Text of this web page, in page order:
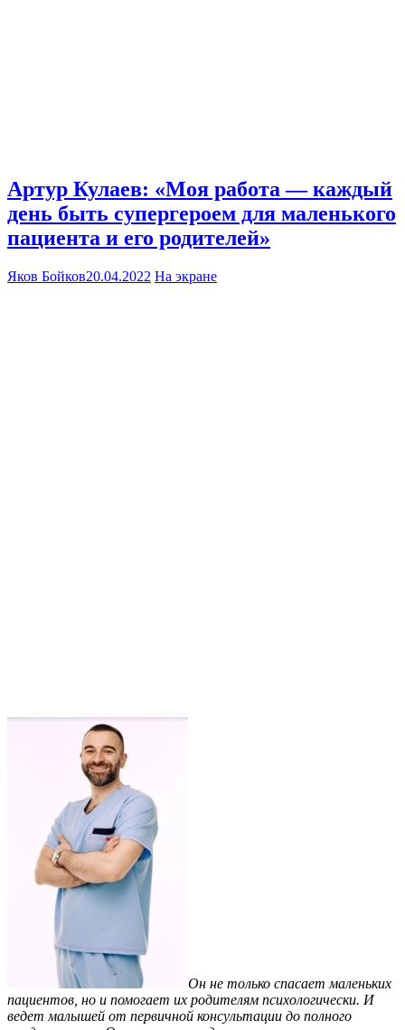
Артур Кулаев: «Моя работа — каждый
день быть супергероем для маленького
пациента и его родителей»
Яков Бойков20.04.2022 На экране
Он не только спасает маленьких
пациентов, но и помогает их родителям психологически. И
ведет малышей от первичной консультации до полного